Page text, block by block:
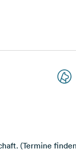
(Termine